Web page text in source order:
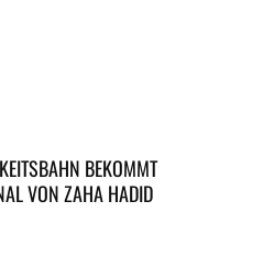
BEKOMMT
VON ZAHA HADID